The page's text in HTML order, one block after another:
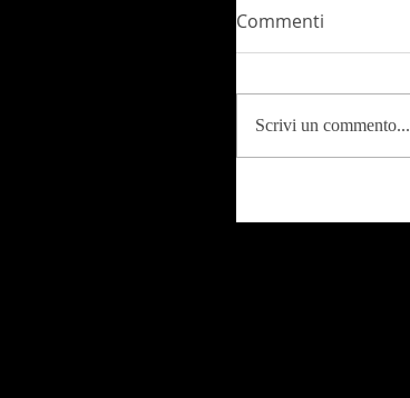
Commenti
Scrivi un commento...